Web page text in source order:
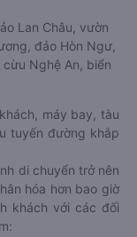
Lan Châu, vườn
đảo Hòn Ngư,
Nghệ An, biển
máy bay, tàu
tuyến đường khắp
di chuyển trở nên
hóa hơn bao giờ
khách với các đối